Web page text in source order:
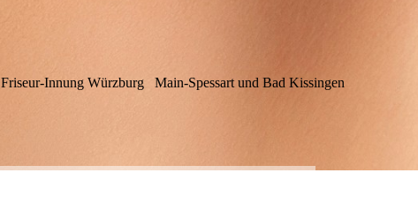
Friseur-Innung Würzburg Main-Spessart und Bad Kissingen